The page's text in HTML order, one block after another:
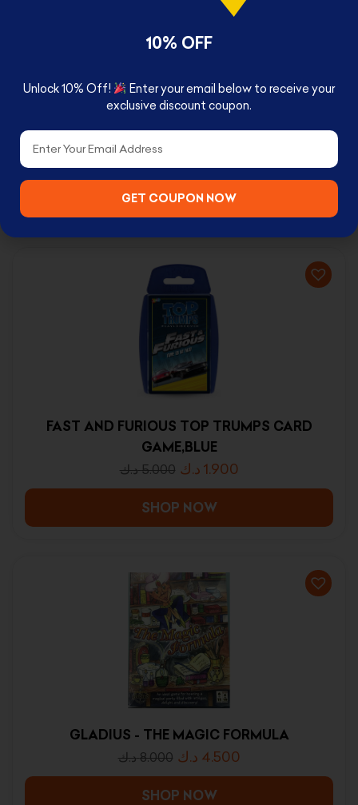
games night with friends and family!
𝗤𝗨𝗔𝗟𝗜𝗧𝗬 𝗚𝗨𝗔𝗥𝗔𝗡𝗧𝗘𝗘𝗗 Made from
recyclable
RELATED PRODUCTS
FAST AND FURIOUS TOP TRUMPS CARD
GAME,BLUE
5.000 د.ك 1.900 د.ك
SHOP NOW
GLADIUS - THE MAGIC FORMULA
8.000 د.ك 4.500 د.ك
SHOP NOW
10% OFF
Unlock 10% Off!
Enter your email below to receive your
exclusive discount coupon.
Email
GET COUPON NOW